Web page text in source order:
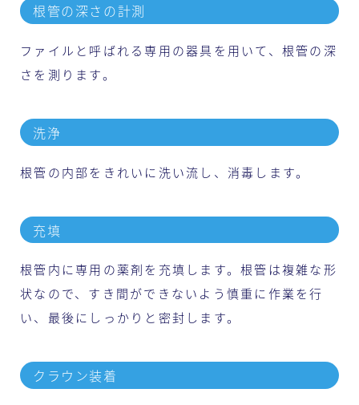
根管の深さの計測
ファイルと呼ばれる専用の器具を用いて、根管の深
さを測ります。
洗浄
根管の内部をきれいに洗い流し、消毒します。
充填
根管内に専用の薬剤を充填します。根管は複雑な形
状なので、すき間ができないよう慎重に作業を行
い、最後にしっかりと密封します。
クラウン装着